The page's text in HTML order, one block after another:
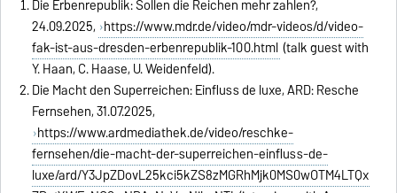
Die Erbenrepublik: Sollen die Reichen mehr zahlen?,
24.09.2025, https://www.mdr.de/video/mdr-videos/d/video-
fak-ist-aus-dresden-erbenrepublik-100.html (talk guest with
Y. Haan, C. Haase, U. Weidenfeld).
Die Macht den Superreichen: Einfluss de luxe, ARD: Resche
Fernsehen, 31.07.2025,
https://www.ardmediathek.de/video/reschke-
fernsehen/die-macht-der-superreichen-einfluss-de-
luxe/ard/Y3JpZDovL25kci5kZS8zMGRhMjk0MS0wOTM4LTQx